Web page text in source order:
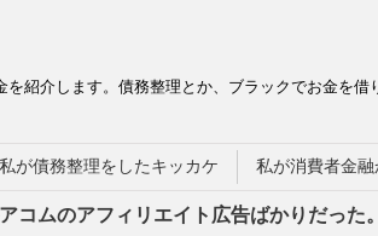
紹介します。債務整理とか、ブラックでお金を
私が債務整理をしたキッカケ 私が消費者金
ムのアフィリエイト広告ばかりだった